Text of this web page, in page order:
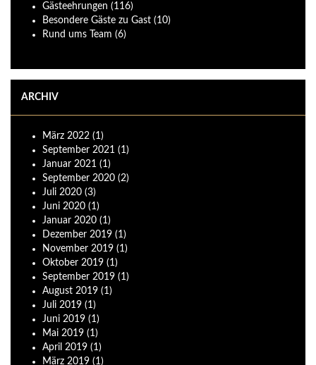
Gästeehrungen (116)
Besondere Gäste zu Gast (10)
Rund ums Team (6)
ARCHIV
März 2022 (1)
September 2021 (1)
Januar 2021 (1)
September 2020 (2)
Juli 2020 (3)
Juni 2020 (1)
Januar 2020 (1)
Dezember 2019 (1)
November 2019 (1)
Oktober 2019 (1)
September 2019 (1)
August 2019 (1)
Juli 2019 (1)
Juni 2019 (1)
Mai 2019 (1)
April 2019 (1)
März 2019 (1)